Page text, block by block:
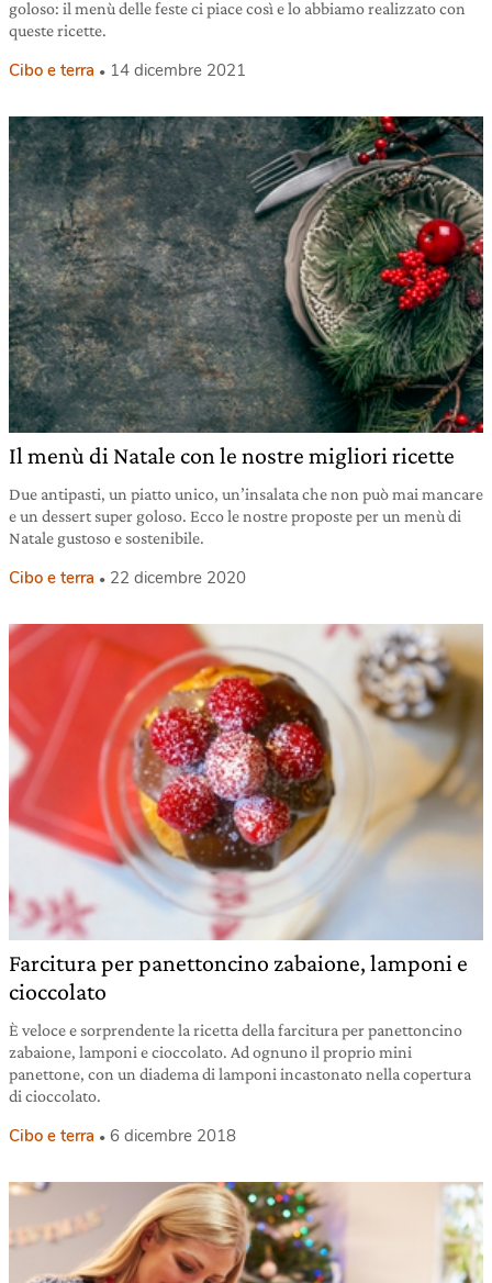
goloso: il menù delle feste ci piace così e lo abbiamo realizzato con
queste ricette.
Cibo e terra 14 dicembre 2021
Il menù di Natale con le nostre migliori ricette
Due antipasti, un piatto unico, un’insalata che non può mai mancare
e un dessert super goloso. Ecco le nostre proposte per un menù di
Natale gustoso e sostenibile.
Cibo e terra 22 dicembre 2020
Farcitura per panettoncino zabaione, lamponi e
cioccolato
È veloce e sorprendente la ricetta della farcitura per panettoncino
zabaione, lamponi e cioccolato. Ad ognuno il proprio mini
panettone, con un diadema di lamponi incastonato nella copertura
di cioccolato.
Cibo e terra 6 dicembre 2018